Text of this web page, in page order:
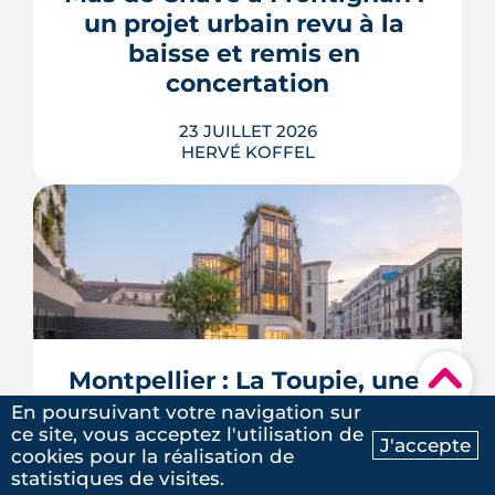
Ma recherche Contactez-nous
▾
remplissage.
LIRE L'ARTICLE
un projet urbain revu à la
baisse et remis en
concertation
23 JUILLET 2026
HERVÉ KOFFEL
Trente logements de moins, une
résidence seniors qui disparaît, des
places de parking converties en îlots de
repart devant les habitants de
Frontignan, et le maire assume d'y
perdre un ou deux ans.
LIRE L'ARTICLE
Montpellier : La Toupie, une
nouvelle Folie architecturale
sans climatisation au
Nouveau Saint-Roch
En poursuivant votre navigation sur
ce site, vous acceptez l'utilisation de
cookies pour la réalisation de
statistiques de visites.
J'accepte